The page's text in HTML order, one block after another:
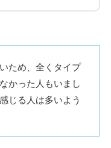
ため、全くタイプ
かった人もいまし
じる人は多いよう